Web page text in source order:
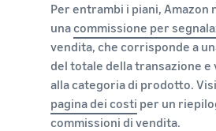
online
Vendi cuffie a clienti in tutto
il mondo
Come vendere
magliette online
Espandi il tuo marchio di
Per entrambi i piani, Amazon
unacommissione per
vendita, che corrisponde a
del totale della transazione e
alla categoria di prodotto.
pagina dei costi per un
commissioni di vendita.